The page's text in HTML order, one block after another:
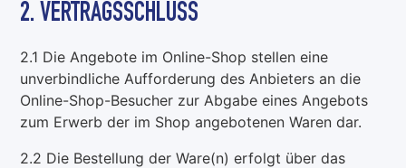
2. VERTRAGSSCHLUSS
2.1 Die Angebote im Online-Shop stellen eine
unverbindliche Aufforderung des Anbieters an die
Online-Shop-Besucher zur Abgabe eines Angebots
zum Erwerb der im Shop angebotenen Waren dar.
2.2 Die Bestellung der Ware(n) erfolgt über das